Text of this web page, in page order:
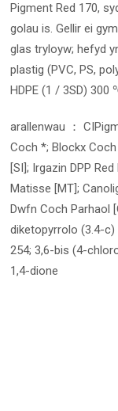
Pigment Red 170,
golau is. Gellir ei
glas tryloyw; hefyd
plastig (PVC, PS,
HDPE (1 / 3SD)
arallenwau ：
Coch *; Blockx
[SI]; Irgazin DPP
Matisse [MT];
Dwfn Coch Parhaol
diketopyrrolo (3.4-
254; 3,6-bis (4-
1,4-dione